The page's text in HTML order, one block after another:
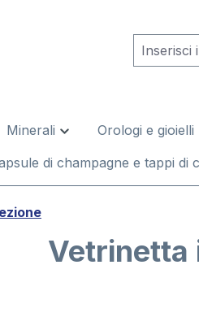
Minerali Orologi e gioielli
di champagne e tappi di
Vetrinetta